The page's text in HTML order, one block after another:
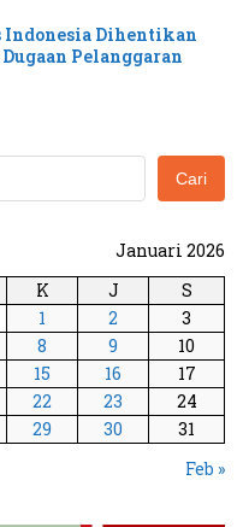
Indonesia Dihentikan
Pelanggaran
Cari
Januari 2026
K J
S
1
2
3
8 9
10
15 16
17
22 23
24
29 30
31
Feb »